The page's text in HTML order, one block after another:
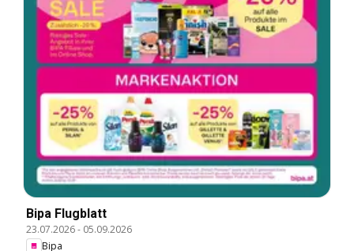
Bipa Flugblatt
23.07.2026- 05.09.2026
Bipa